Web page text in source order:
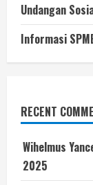
Undangan
Informasi
RECENT
Wihelmus
2025